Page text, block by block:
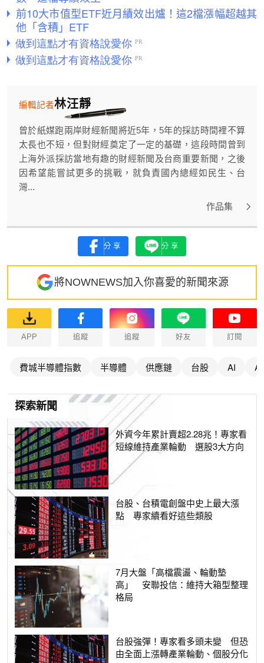
前10大市值型ETF近月績效出爐！這2檔漲幅超越其
他「含積」ETF
林汪靜
編輯記者
曾於紙媒跑兩岸財經新聞將近5年，5年的採訪時間裡不算
太長也不短，但對財經奠定了一定的基礎，這段時間曾到
上海外派採訪當地有趣的財經新聞及台商重要新聞，之後
因希望能嘗試更多的挑戰，就負責國內總經如民生、台
灣...
作品集
分享 分享
將NOWNEWS加入你喜愛的新聞來源
APP 追蹤 追蹤 好友 訂閱
費城半導體指數 半導體 供應鏈 台股 AI
探索新聞
外資今年累計賣超2.28兆！專家看
短線維持產業輪動 選股3大方向
台股、台積電創盤中史上最大漲
點 專家續看好這些類股
7月大盤「高檔震盪、輪動墊
高」 安聯投信：維持大箱型整理
格局
台股強彈！專家看多頭未變 但恐
由全面上漲轉產業輪動、個股分化